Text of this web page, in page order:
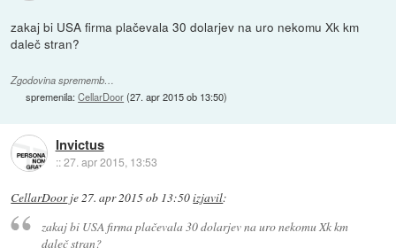
zakaj bi USA firma plačevala 30 dolarjev na uro nekomu Xk km
daleč stran?
Zgodovina sprememb…
spremenila:CellarDoor(27. apr 2015 ob 13:50)
Invictus
::27. apr 2015, 13:53
CellarDoorje27. apr 2015 ob 13:50izjavil:
zakaj bi USA firma plačevala 30 dolarjev na uro nekomu Xk km
daleč stran?